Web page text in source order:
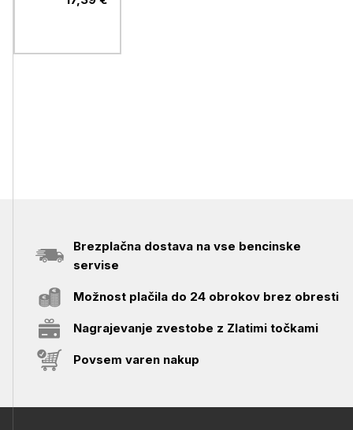
Brezplačna dostava na vse bencinske
servise
Možnost plačila do 24 obrokov brez obresti
Nagrajevanje zvestobe z Zlatimi točkami
Povsem varen nakup